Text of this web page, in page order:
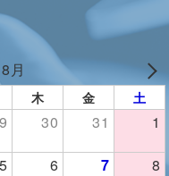
月
木 金 土
30 31 1
5 6 7 8